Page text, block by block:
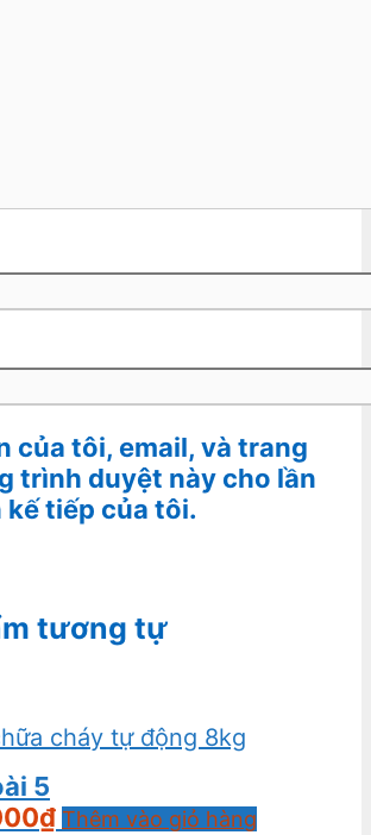
của tôi, email, và trang
trình duyệt này cho lần
kế tiếp của tôi.
tương tự
cháy tự động 8kg
5
₫ Thêm vào giỏ hàng